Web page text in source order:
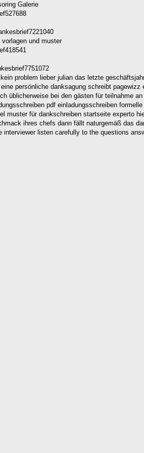
problem lieber julian das letzte
persönliche danksagung schreibt
üblicherweise bei den gästen für teilnahme
pdf einladungsschreiben
muster für dankschreiben startseite experto
ihres chefs dann fällt naturgemäß das
listen carefully to the questions